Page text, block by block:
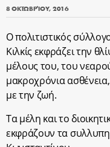
8 ΟΚΤΩΒΡΊΟΥ, 2016
Ο πολιτιστικός
Κιλκίς εκφράζει την
μέλους του, του
μακροχρόνια
με την ζωή.
Τα μέλη και το
εκφράζουν τα